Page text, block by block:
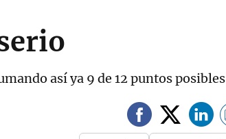
así ya 9 de 12 puntos posibles